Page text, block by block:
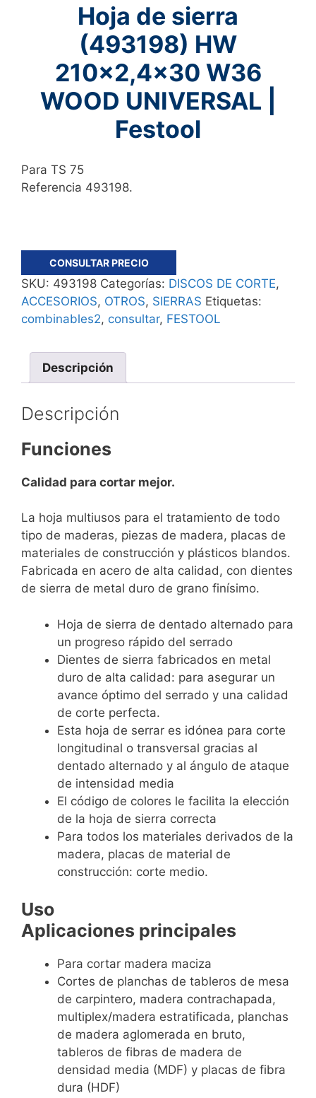
Hoja de sierra
(493198) HW
210×2,4×30 W36
WOOD UNIVERSAL |
Festool
Para TS 75
Referencia 493198.
CONSULTAR PRECIO
SKU: 493198 Categorías: DISCOS DE CORTE,
ACCESORIOS, OTROS, SIERRAS Etiquetas:
combinables2, consultar, FESTOOL
Descripción
Descripción
Funciones
Calidad para cortar mejor.
La hoja multiusos para el tratamiento de todo
tipo de maderas, piezas de madera, placas de
materiales de construcción y plásticos blandos.
Fabricada en acero de alta calidad, con dientes
de sierra de metal duro de grano finísimo.
Hoja de sierra de dentado alternado para
un progreso rápido del serrado
Dientes de sierra fabricados en metal
duro de alta calidad: para asegurar un
avance óptimo del serrado y una calidad
de corte perfecta.
Esta hoja de serrar es idónea para corte
longitudinal o transversal gracias al
dentado alternado y al ángulo de ataque
de intensidad media
El código de colores le facilita la elección
de la hoja de sierra correcta
Para todos los materiales derivados de la
madera, placas de material de
construcción: corte medio.
Uso
Aplicaciones principales
Para cortar madera maciza
Cortes de planchas de tableros de mesa
de carpintero, madera contrachapada,
multiplex/madera estratificada, planchas
de madera aglomerada en bruto,
tableros de fibras de madera de
densidad media (MDF) y placas de fibra
dura (HDF)